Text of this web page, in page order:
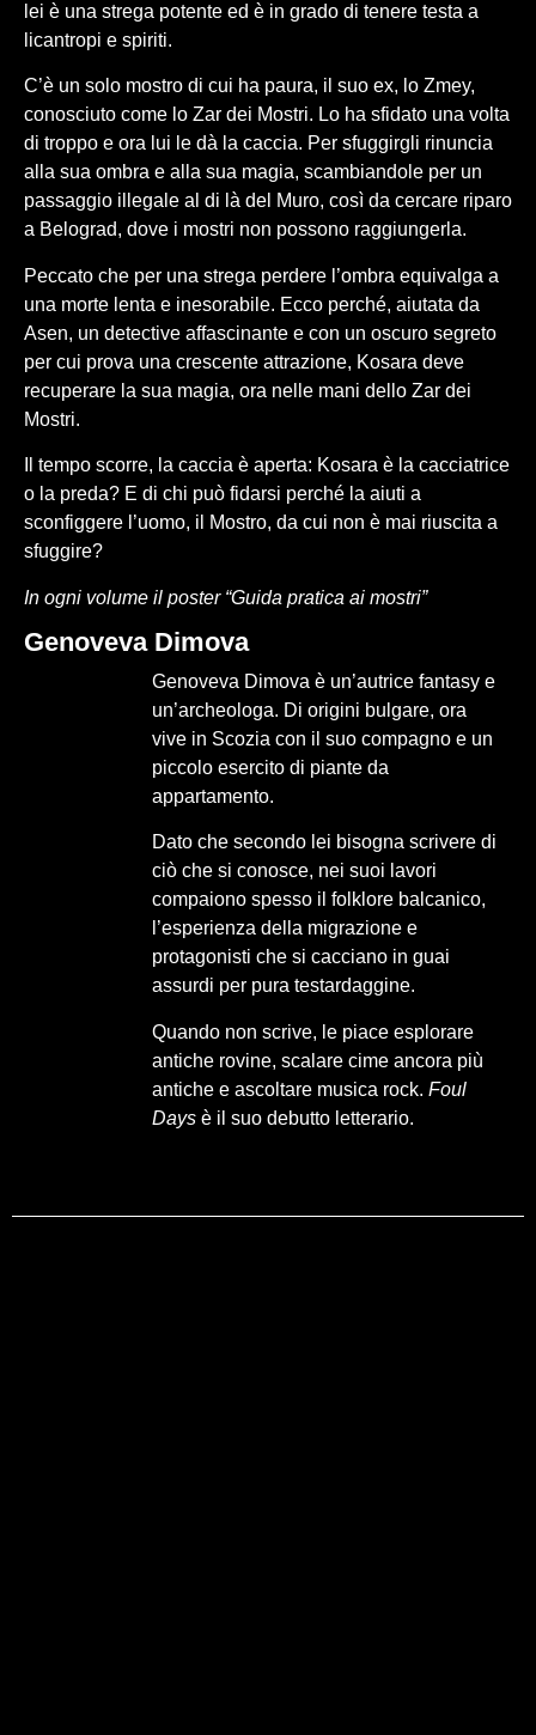
lei è una strega potente ed è in grado di tenere testa a
licantropi e spiriti.
C’è un solo mostro di cui ha paura, il suo ex, lo Zmey,
conosciuto come lo Zar dei Mostri. Lo ha sfidato una volta
di troppo e ora lui le dà la caccia. Per sfuggirgli rinuncia
alla sua ombra e alla sua magia, scambiandole per un
passaggio illegale al di là del Muro, così da cercare riparo
a Belograd, dove i mostri non possono raggiungerla.
Peccato che per una strega perdere l’ombra equivalga a
una morte lenta e inesorabile. Ecco perché, aiutata da
Asen, un detective affascinante e con un oscuro segreto
per cui prova una crescente attrazione, Kosara deve
recuperare la sua magia, ora nelle mani dello Zar dei
Mostri.
Il tempo scorre, la caccia è aperta: Kosara è la cacciatrice
o la preda? E di chi può fidarsi perché la aiuti a
sconfiggere l’uomo, il Mostro, da cui non è mai riuscita a
sfuggire?
In ogni volume il poster “Guida pratica ai mostri”
Genoveva Dimova
Genoveva Dimova è un’autrice fantasy e
un’archeologa. Di origini bulgare, ora
vive in Scozia con il suo compagno e un
piccolo esercito di piante da
appartamento.
Dato che secondo lei bisogna scrivere di
ciò che si conosce, nei suoi lavori
compaiono spesso il folklore balcanico,
l’esperienza della migrazione e
protagonisti che si cacciano in guai
assurdi per pura testardaggine.
Quando non scrive, le piace esplorare
antiche rovine, scalare cime ancora più
antiche e ascoltare musica rock. Foul
Days è il suo debutto letterario.